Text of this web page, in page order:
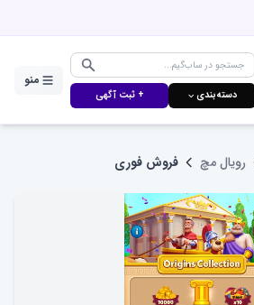
دسته‌بندی ⌵ + ثبت آگهی
منو
رویال مچ فروش فوری